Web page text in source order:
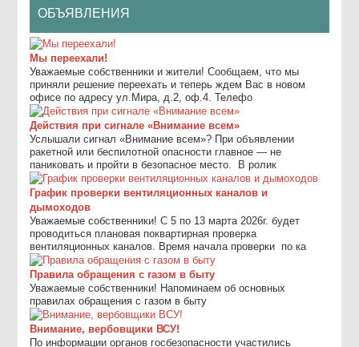
ОБЪЯВЛЕНИЯ
Мы переехали!
Уважаемые собственники и жители! Сообщаем, что мы
приняли решение переехать и теперь ждем Вас в новом
офисе по адресу ул.Мира, д.2, оф.4. Телефо
Действия при сигнале «Внимание всем»
Услышали сигнал «Внимание всем»? При объявлении
ракетной или беспилотной опасности главное — не
паниковать и пройти в безопасное место. ⁣ В ролик
График проверки вентиляционных каналов и
дымоходов
Уважаемые собственники! С 5 по 13 марта 2026г. будет
проводиться плановая поквартирная проверка
вентиляционных каналов. Время начала проверки по ка
Правила обращения с газом в быту
Уважаемые собственники! Напоминаем об основных
правилах обращения с газом в быту
Внимание, вербовщики ВСУ!
По информации органов госбезопасности участились